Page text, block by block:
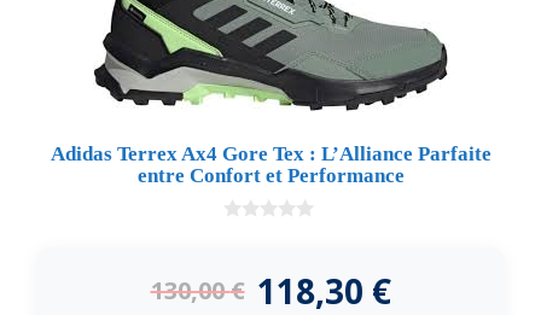
Adidas Terrex Ax4 Gore Tex : L’Alliance Parfaite
entre Confort et Performance
5
130,00€ 118,30 €